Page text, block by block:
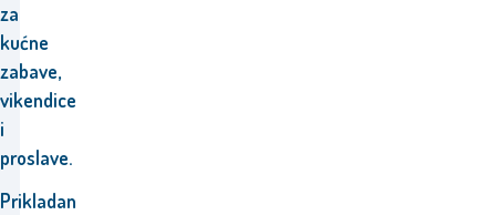
za
kućne
zabave,
vikendice
i
proslave.
Prikladan